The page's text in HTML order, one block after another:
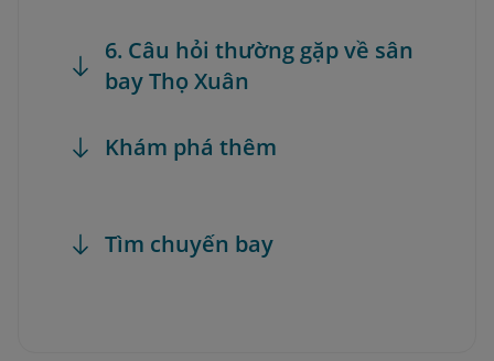
6. Câu hỏi thường gặp về sân
bay Thọ Xuân
Khám phá thêm
Tìm chuyến bay